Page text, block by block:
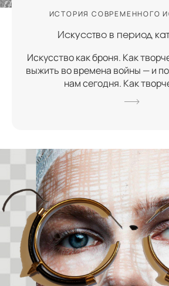
ИСТОРИЯ СОВРЕМЕННОГО
Искусство в период
Искусство как броня. Как
выжить во времена войны — и
нам сегодня. Как